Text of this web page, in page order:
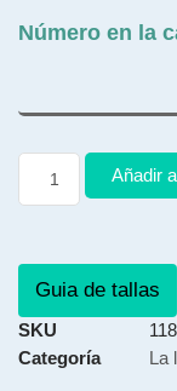
Número en la
Añadir
Guia de tallas
SKU
Categoría
La